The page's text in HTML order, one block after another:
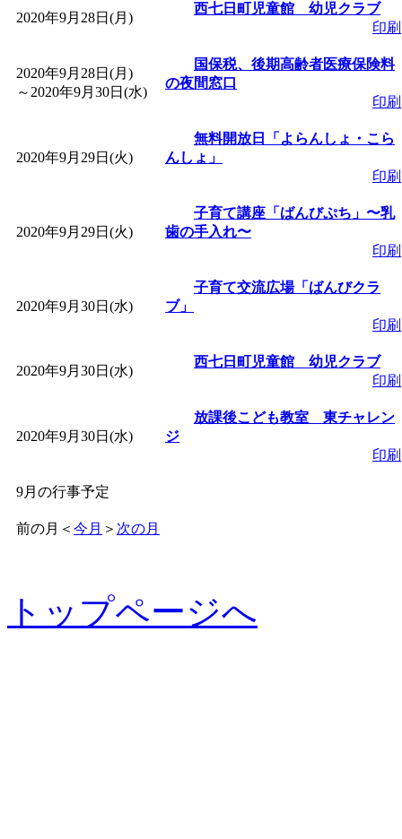
2020年9月28日(月)
西七日町児童館 幼児クラブ
印刷
2020年9月28日(月)
～ 2020年9月30日(水)
国保税、後期高齢者医療保険料
の夜間窓口
印刷
2020年9月29日(火)
無料開放日「よらんしょ・こら
んしょ」
印刷
2020年9月29日(火)
子育て講座「ばんびぷち」〜乳
歯の手入れ〜
印刷
2020年9月30日(水)
子育て交流広場「ばんびクラ
ブ」
印刷
2020年9月30日(水)
西七日町児童館 幼児クラブ
印刷
2020年9月30日(水)
放課後こども教室 東チャレン
ジ
印刷
9月の行事予定
前の月 ＜ 今月 ＞ 次の月
トップページへ